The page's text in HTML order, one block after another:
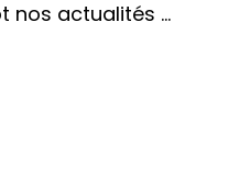
nos actualités ...